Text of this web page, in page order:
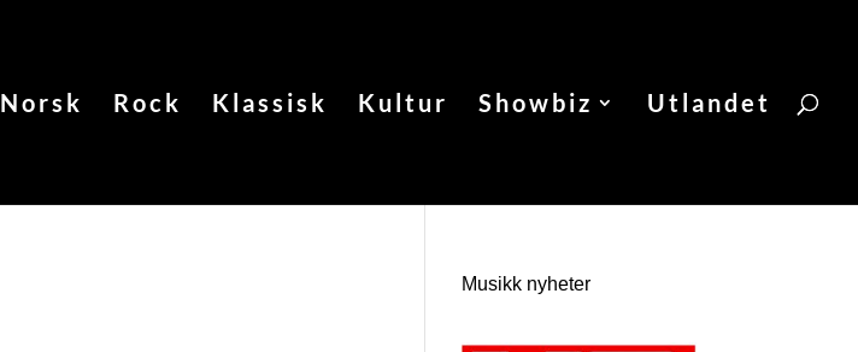
Norsk Rock Klassisk Kultur Showbiz Utlandet
Musikk nyheter